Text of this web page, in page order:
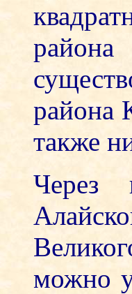
района
также
Через
можно